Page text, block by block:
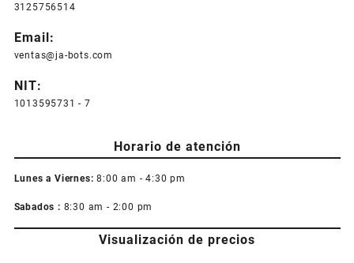
3125756514
Email:
ventas@ja-bots.com
NIT:
1013595731 - 7
Horario de atención
Lunes a Viernes: 8:00 am - 4:30 pm
Sabados : 8:30 am - 2:00 pm
Visualización de precios